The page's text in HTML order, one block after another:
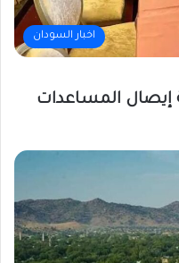
اخبار السودان
إيصال المساعدات